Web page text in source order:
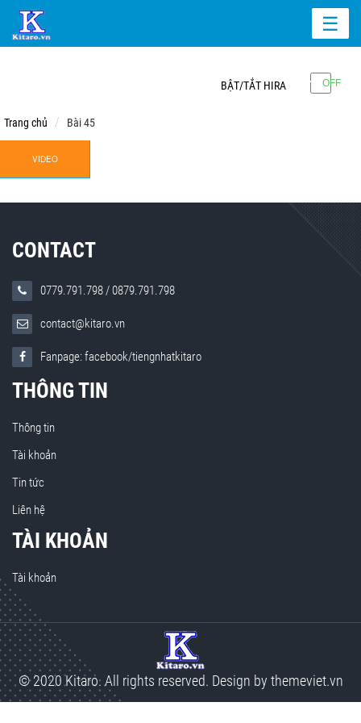
☰
BẬT/TẮT HIRA
Trang chủ Bài 45
VIDEO
CONTACT
0779.791.798/0879.791.798
contact@kitaro.vn
Fanpage: facebook/tiengnhatkitaro
THÔNG TIN
Thông tin
Tài khoản
Tin tức
Liên hệ
TÀI KHOẢN
Tài khoản
© 2020 Kitaro. All rights reserved. Design by themeviet.vn